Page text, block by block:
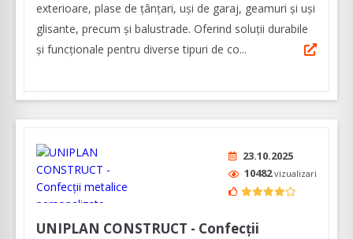
exterioare, plase de țânțari, uși de garaj, geamuri și uși
glisante, precum și balustrade. Oferind soluții durabile
și funcționale pentru diverse tipuri de co...
23.10.2025
10482vizualizari
UNIPLAN CONSTRUCT - Confecții